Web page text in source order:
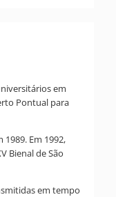
em
Pontual para
Em 1992,
Bienal de São
em tempo